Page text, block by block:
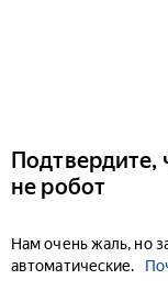
Подтвердите,
не робот
Нам очень жаль, но
автоматические.